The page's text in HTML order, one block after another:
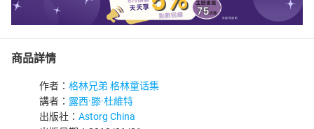
商品詳情
作者： 格林兄弟 格林童话集
講者： 露西·滕·杜維特
出版社： Astorg China